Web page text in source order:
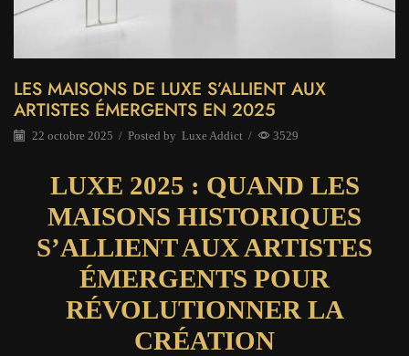
LES MAISONS DE LUXE S’ALLIENT AUX
ARTISTES ÉMERGENTS EN 2025
22 octobre 2025 / Posted by Luxe Addict / 3529
LUXE 2025 : QUAND LES
MAISONS HISTORIQUES
S’ALLIENT AUX ARTISTES
ÉMERGENTS POUR
RÉVOLUTIONNER LA
CRÉATION